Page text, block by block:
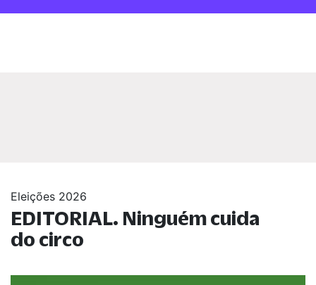
Eleições 2026
EDITORIAL. Ninguém cuida
do circo